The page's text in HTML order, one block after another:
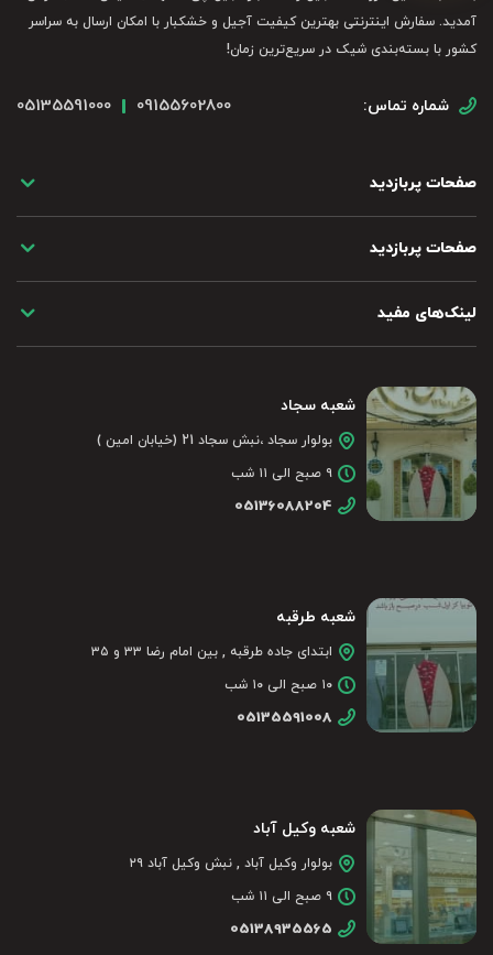
آمدید. سفارش اینترنتی بهترین کیفیت آجیل و خشکبار با امکان ارسال به سراسر
کشور با بسته‌بندی شیک در سریع‌ترین زمان!
شماره تماس: 09155602800
05135591000
صفحات پربازدید
صفحات پربازدید
لینک‌های مفید
شعبه سجاد
بولوار سجاد ،نبش سجاد 21 (خیابان امین )
۹ صبح الی ۱۱ شب
05136088204
شعبه طرقبه
ابتدای جاده طرقبه , بین امام رضا ۳۳ و ۳۵
۱۰ صبح الی ۱۰ شب
05135591008
شعبه وکیل آباد
بولوار وکیل آباد , نبش وکیل آباد ۲۹
۹ صبح الی ۱۱ شب
05138935565